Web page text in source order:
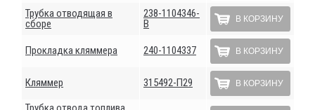
Трубка отводящая в
сборе
238-1104346-
В
В КОРЗИНУ
Прокладка кляммера 240-1104337 В КОРЗИНУ
Кляммер 315492-П29 В КОРЗИНУ